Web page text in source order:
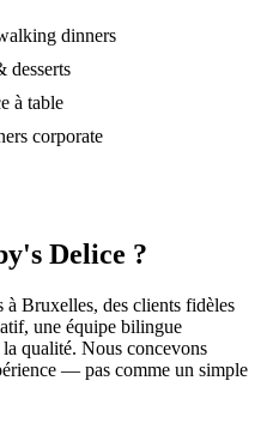
dinners
desserts
à table
corporate
Delice ?
à Bruxelles, des clients fidèles
une équipe bilingue
qualité. Nous concevons
— pas comme un simple